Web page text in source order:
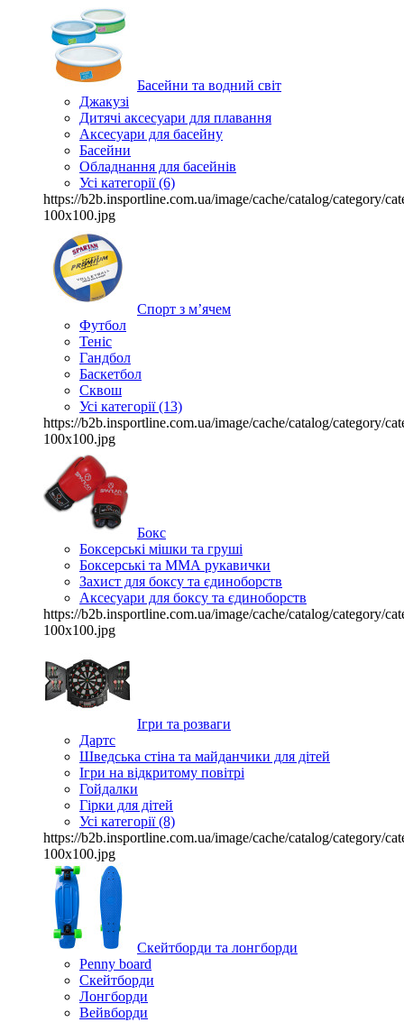
Басейни та водний світ
Джакузі
Дитячі аксесуари для плавання
Аксесуари для басейну
Басейни
Обладнання для басейнів
Усі категорії (6)
https://b2b.insportline.com.ua/image/cache/catalog/category/
100x100.jpg
Спорт з м’ячем
Футбол
Теніс
Гандбол
Баскетбол
Сквош
Усі категорії (13)
https://b2b.insportline.com.ua/image/cache/catalog/category/
100x100.jpg
Бокс
Боксерські мішки та груші
Боксерські та ММА рукавички
Захист для боксу та єдиноборств
Аксесуари для боксу та єдиноборств
https://b2b.insportline.com.ua/image/cache/catalog/category/
100x100.jpg
Ігри та розваги
Дартс
Шведська стіна та майданчики для дітей
Ігри на відкритому повітрі
Гойдалки
Гірки для дітей
Усі категорії (8)
https://b2b.insportline.com.ua/image/cache/catalog/category/
100x100.jpg
Скейтборди та лонгборди
Penny board
Скейтборди
Лонгборди
Вейвборди